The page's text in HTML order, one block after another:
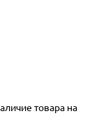
товара на